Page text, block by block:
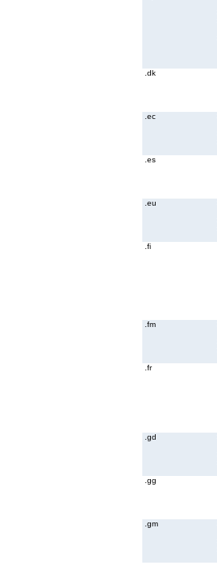
.dk
.ec
.es
.eu
.fi
.fm
.fr
.gd
.gg
.gm